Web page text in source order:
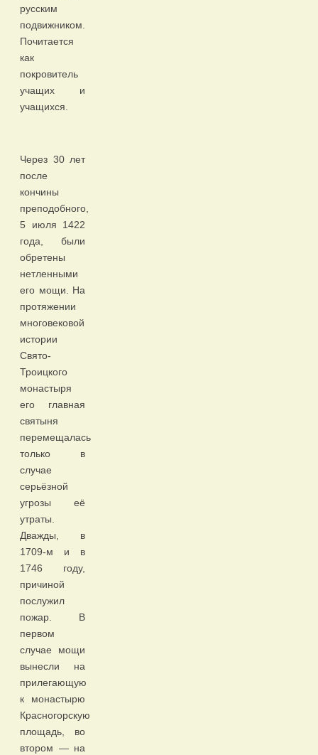
русским
подвижником.
Почитается
как
покровитель
учащих и
учащихся.
Через 30 лет
после
кончины
преподобного,
5 июля 1422
года, были
обретены
нетленными
его мощи. На
протяжении
многовековой
истории
Свято-
Троицкого
монастыря
его главная
святыня
перемещалась
только в
случае
серьёзной
угрозы её
утраты.
Дважды, в
1709-м и в
1746 году,
причиной
послужил
пожар. В
первом
случае мощи
вынесли на
прилегающую
к монастырю
Красногорскую
площадь, во
втором — на